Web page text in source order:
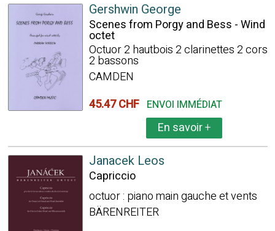
Gershwin George
Scenes from Porgy and Bess - Wind
octet
Octuor 2 hautbois 2 clarinettes 2 cors
2 bassons
CAMDEN
45.47 CHF ENVOI IMMÉDIAT
En savoir+
Janacek Leos
Capriccio
octuor : piano main gauche et vents
BÄRENREITER